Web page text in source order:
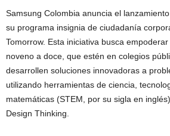
Samsung Colombia anuncia el
su programa insignia de ciudadanía
Tomorrow. Esta iniciativa busca
noveno a doce, que estén en colegios
desarrollen soluciones innovadoras a
utilizando herramientas de ciencia,
matemáticas (STEM, por su sigla en
Design Thinking.